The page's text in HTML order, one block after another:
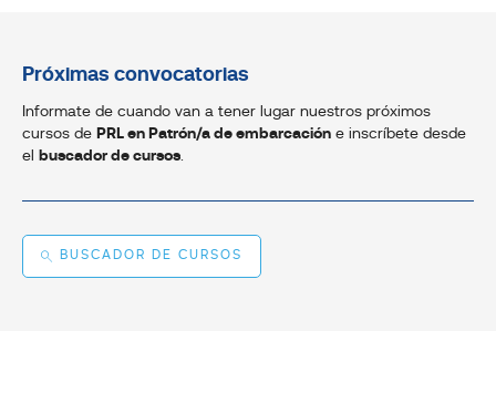
Próximas convocatorias
Informate de cuando van a tener lugar nuestros próximos
cursos de PRL en Patrón/a de embarcación e inscríbete desde
el buscador de cursos.
BUSCADOR DE CURSOS